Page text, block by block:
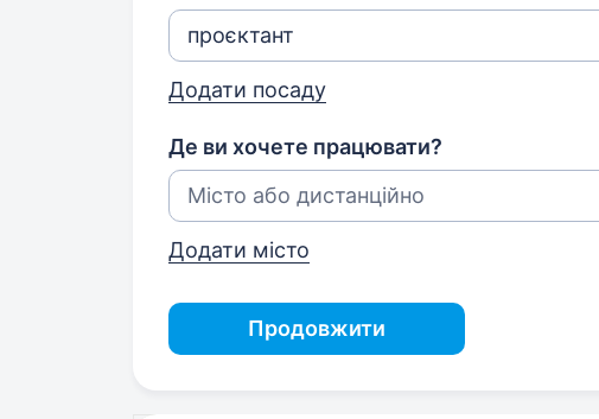
Додати посаду
Де ви хочете працювати?
Додати місто
Продовжити